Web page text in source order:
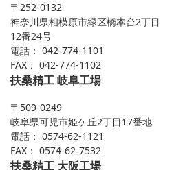
〒252-0132
神奈川県相模原市緑区橋本台2丁目
12番24号
電話： 042-774-1101
FAX： 042-774-1102
扶桑精工 岐阜工場
〒509-0249
岐阜県可児市姫ケ丘2丁目17番地
電話： 0574-62-1121
FAX： 0574-62-7532
扶桑精工 大阪工場